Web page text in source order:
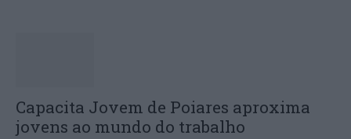
Capacita Jovem de Poiares aproxima
jovens ao mundo do trabalho